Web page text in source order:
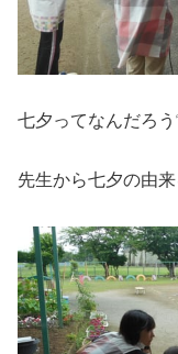
七夕ってなんだろう
先生から七夕の由